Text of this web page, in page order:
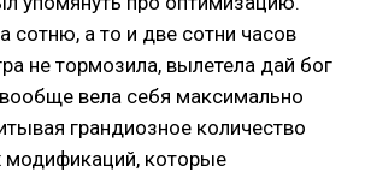
сотню, а то и две сотни часов
не тормозила, вылетела дай бог
вообще вела себя максимально
грандиозное количество
которые